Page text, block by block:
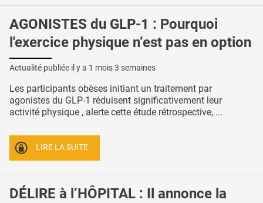
AGONISTES du GLP-1 : Pourquoi
l'exercice physique n’est pas en option
Actualité publiée il y a 1 mois 3 semaines
Les participants obèses initiant un traitement par
agonistes du GLP-1 réduisent significativement leur
activité physique , alerte cette étude rétrospective, ...
LIRE LA SUITE
DÉLIRE à l’HÔPITAL : Il annonce la